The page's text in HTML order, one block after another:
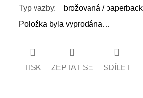
Typ vazby:
brožovaná / paperback
Položka byla vyprodána…
TISK ZEPTAT SE SDÍLET